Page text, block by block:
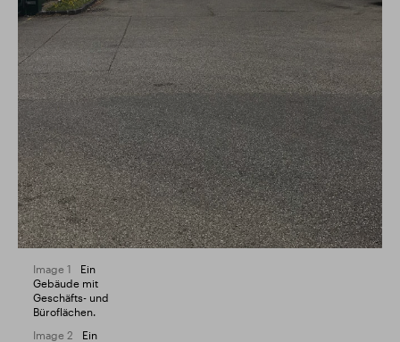
Image 1
Ein
Gebäude mit
Geschäfts- und
Büroflächen.
Image 2
Ein